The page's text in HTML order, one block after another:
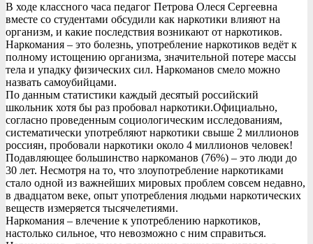
В ходе классного часа педагог Петрова Олеся Сергеевна
вместе со студентами обсудили как наркотики влияют на
организм, и какие последствия возникают от наркотиков.
Наркомания – это болезнь, употребление наркотиков ведёт к
полному истощению организма, значительной потере массы
тела и упадку физических сил. Наркоманов смело можно
назвать самоубийцами.
По данным статистики каждый десятый российский
школьник хотя бы раз пробовал наркотики.Официально,
согласно проведенным социологическим исследованиям,
систематически употребляют наркотики свыше 2 миллионов
россиян, пробовали наркотики около 4 миллионов человек!
Подавляющее большинство наркоманов (76%) – это люди до
30 лет. Несмотря на то, что злоупотребление наркотиками
стало одной из важнейших мировых проблем совсем недавно,
в двадцатом веке, опыт употребления людьми наркотических
веществ измеряется тысячелетиями.
Наркомания – влечение к употреблению наркотиков,
настолько сильное, что невозможно с ним справиться.